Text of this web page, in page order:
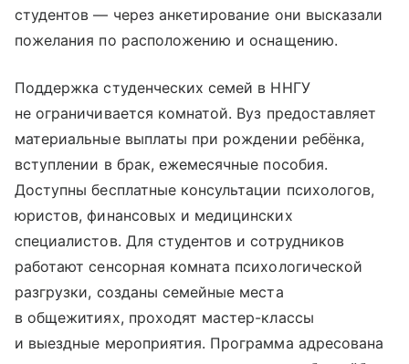
студентов — через анкетирование они высказали
пожелания по расположению и оснащению.
Поддержка студенческих семей в ННГУ
не ограничивается комнатой. Вуз предоставляет
материальные выплаты при рождении ребёнка,
вступлении в брак, ежемесячные пособия.
Доступны бесплатные консультации психологов,
юристов, финансовых и медицинских
специалистов. Для студентов и сотрудников
работают сенсорная комната психологической
разгрузки, созданы семейные места
в общежитиях, проходят мастер-классы
и выездные мероприятия. Программа адресована